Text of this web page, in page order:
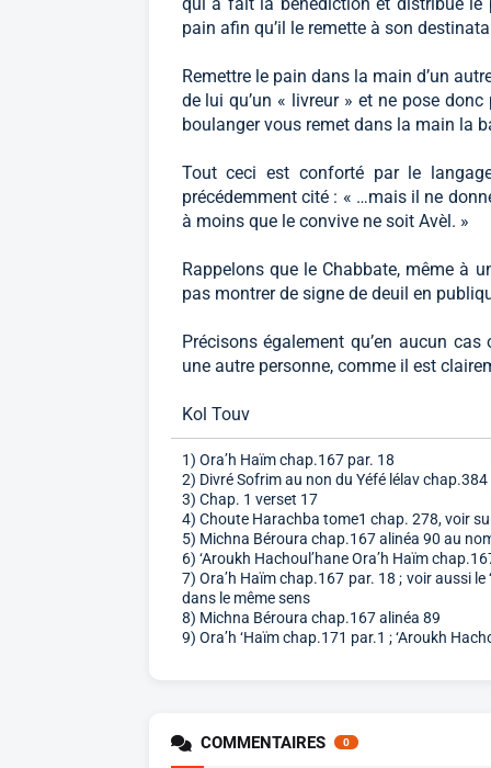
pain afin qu’il le remette à son
Remettre le pain dans la main d’un
de lui qu’un « livreur » et ne pose
boulanger vous remet dans la main la
Tout ceci est conforté par le
précédemment cité : « …mais il ne
à moins que le convive ne soit Avèl. »
Rappelons que le Chabbate, même à
pas montrer de signe de deuil en
Précisons également qu’en aucun
une autre personne, comme il est
Kol Touv
1) Ora’h Haïm chap.167 par. 18
2) Divré Sofrim au non du Yéfé lélav chap.384
3) Chap. 1 verset 17
4) Choute Harachba tome1 chap. 278, voir
5) Michna Béroura chap.167 alinéa 90 au
6) ‘Aroukh Hachoul’hane Ora’h Haïm
7) Ora’h Haïm chap.167 par. 18 ; voir aussi le
dans le même sens
8) Michna Béroura chap.167 alinéa 89
9) Ora’h ‘Haïm chap.171 par.1 ; ‘Aroukh
COMMENTAIRES 0